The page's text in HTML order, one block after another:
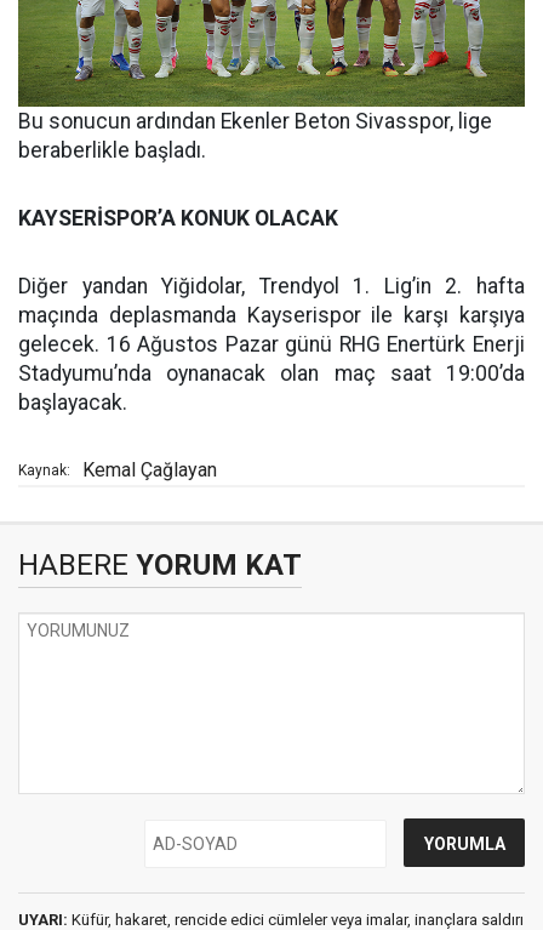
Bu sonucun ardından Ekenler Beton Sivasspor, lige
beraberlikle başladı.
KAYSERİSPOR’A KONUK OLACAK
Diğer yandan Yiğidolar, Trendyol 1. Lig’in 2. hafta
maçında deplasmanda Kayserispor ile karşı karşıya
gelecek. 16 Ağustos Pazar günü RHG Enertürk Enerji
Stadyumu’nda oynanacak olan maç saat 19:00’da
başlayacak.
Kaynak: Kemal Çağlayan
HABERE YORUM KAT
UYARI: Küfür, hakaret, rencide edici cümleler veya imalar, inançlara saldırı